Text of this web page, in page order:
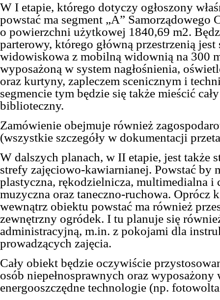
W I etapie, którego dotyczy ogłoszony
powstać ma segment „A” Samorządowego
o powierzchni użytkowej 1840,69 m2.
parterowy, którego główną przestrzenią jest
widowiskowa z mobilną widownią na 300
wyposażoną w system nagłośnienia,
oraz kurtyny, zapleczem scenicznym i
segmencie tym będzie się także mieścić
biblioteczny.
Zamówienie obejmuje również
(wszystkie szczegóły w dokumentacji
W dalszych planach, w II etapie, jest także
strefy zajęciowo-kawiarnianej. Powstać by
plastyczna, rękodzielnicza, multimedialna i
muzyczna oraz taneczno-ruchowa. Oprócz
wewnątrz obiektu powstać ma również
zewnętrzny ogródek. I tu planuje się
administracyjną, m.in. z pokojami dla
prowadzących zajęcia.
Cały obiekt będzie oczywiście
osób niepełnosprawnych oraz wyposażony
energooszczędne technologie (np.